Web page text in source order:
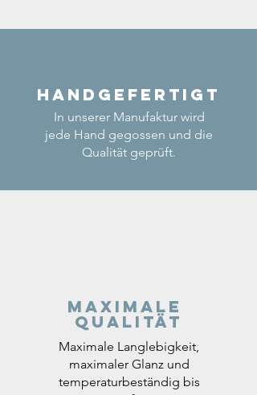
Handgefertigt
In unserer Manufaktur wird
jede Hand gegossen und die
Qualität geprüft.
Maximale
Qualität
Maximale Langlebigkeit,
maximaler Glanz und
temperaturbeständig bis